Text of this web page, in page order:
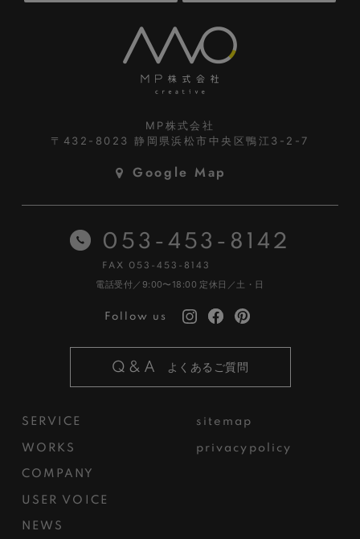
MP株式会社
〒432-8023静岡県浜松市中央区鴨江3-2-7
Google Map
SERVICE
WORKS
COMPANY
USER VOICE
NEWS
sitemap
privacypolicy
053-453-8142
FAX 053-453-8143
電話受付／9:00〜18:00 定休日／土・日
Follow us
Q&A よくあるご質問